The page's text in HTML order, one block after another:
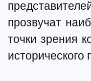
прозвучат
точки зрения
исторического